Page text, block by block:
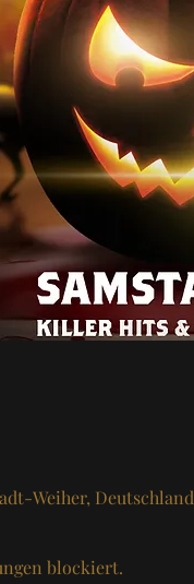
Weiher, Deutschland
blockiert.